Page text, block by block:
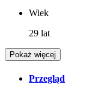
Wiek
29 lat
Pokaż więcej
Przegląd